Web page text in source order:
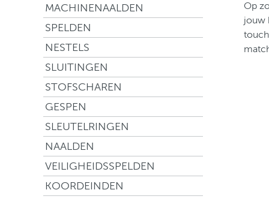
MACHINENAALDEN
SPELDEN
NESTELS
SLUITINGEN
STOFSCHAREN
GESPEN
SLEUTELRINGEN
NAALDEN
VEILIGHEIDSSPELDEN
KOORDEINDEN
Op
jouw